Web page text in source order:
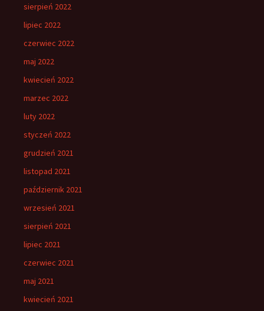
sierpień 2022
lipiec 2022
czerwiec 2022
maj 2022
kwiecień 2022
marzec 2022
luty 2022
styczeń 2022
grudzień 2021
listopad 2021
październik 2021
wrzesień 2021
sierpień 2021
lipiec 2021
czerwiec 2021
maj 2021
kwiecień 2021